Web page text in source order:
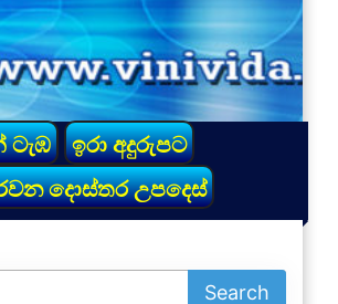
ටැඹ
ඉරා අදුරුපට
දොස්තර උපදෙස්